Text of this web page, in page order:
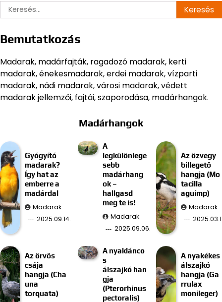
Keresés:
Bemutatkozás
Madarak, madárfajták, ragadozó madarak, kerti
madarak, énekesmadarak, erdei madarak, vízparti
madarak, nádi madarak, városi madarak, védett
madarak jellemzői, fajtái, szaporodása, madárhangok.
Madárhangok
Gyógyító
madarak?
Így hat az
emberre a
madárdal
Madarak
2025.09.14.
A
legkülönlege
sebb
madárhang
ok –
hallgasd
meg te is!
Madarak
2025.09.06.
Az özvegy
billegető
hangja (Mo
tacilla
aguimp)
Madarak
Az örvös
csája
hangja (Cha
una
torquata)
A nyaklánco
s
álszajkó han
gja
(Pterorhinus
pectoralis)
A nyakékes
álszajkó
hangja (Ga
rrulax
monileger)